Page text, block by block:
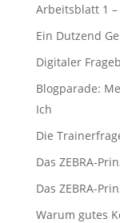
Arbeitsblatt 1
Ein Dutzend
Digitaler
Blogparade:
Ich
Die
Das ZEBRA-
Das ZEBRA-
Warum gutes